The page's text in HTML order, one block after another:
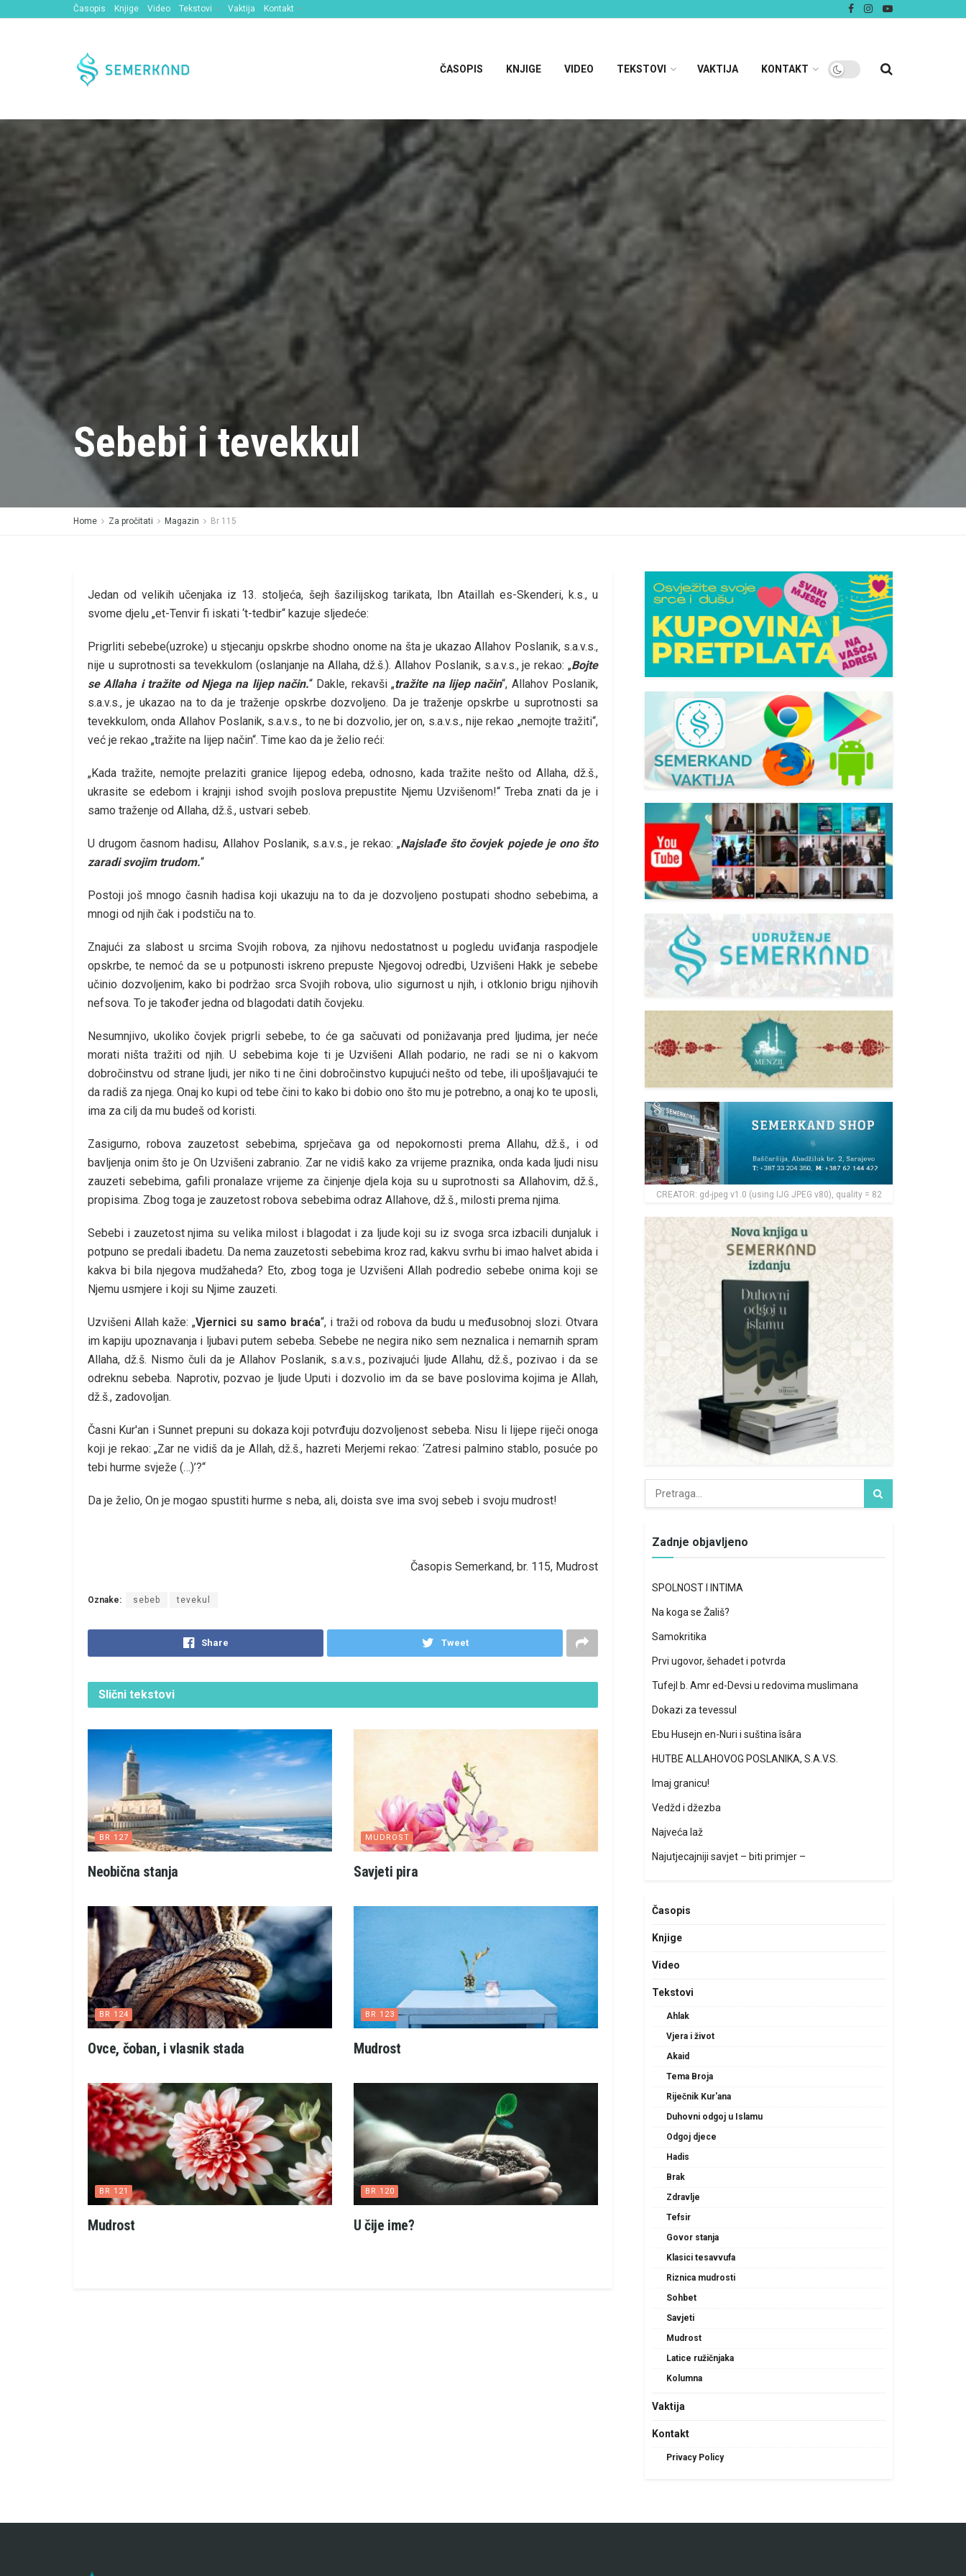
Časopis Knjige Video Tekstovi Vaktija Kontakt
ČASOPIS KNJIGE VIDEO TEKSTOVI VAKTIJA KONTAKT
Sebebi i tevekkul
Home Za pročitati Magazin Br 115
Jedan od velikih učenjaka iz 13. stoljeća, šejh šazilijskog tarikata, Ibn Ataillah es-Skenderi, k.s., u
svome djelu „et-Tenvir fi iskati ‘t-tedbir“ kazuje sljedeće:
Prigrliti sebebe(uzroke) u stjecanju opskrbe shodno onome na šta je ukazao Allahov Poslanik, s.a.v.s.,
nije u suprotnosti sa tevekkulom (oslanjanje na Allaha, dž.š.). Allahov Poslanik, s.a.v.s., je rekao: „Bojte
se Allaha i tražite od Njega na lijep način.“ Dakle, rekavši „tražite na lijep način“, Allahov Poslanik,
s.a.v.s., je ukazao na to da je traženje opskrbe dozvoljeno. Da je traženje opskrbe u suprotnosti sa
tevekkulom, onda Allahov Poslanik, s.a.v.s., to ne bi dozvolio, jer on, s.a.v.s., nije rekao „nemojte tražiti“,
već je rekao „tražite na lijep način“. Time kao da je želio reći:
„Kada tražite, nemojte prelaziti granice lijepog edeba, odnosno, kada tražite nešto od Allaha, dž.š.,
ukrasite se edebom i krajnji ishod svojih poslova prepustite Njemu Uzvišenom!“ Treba znati da je i
samo traženje od Allaha, dž.š., ustvari sebeb.
U drugom časnom hadisu, Allahov Poslanik, s.a.v.s., je rekao: „Najslađe što čovjek pojede je ono što
zaradi svojim trudom.“
Postoji još mnogo časnih hadisa koji ukazuju na to da je dozvoljeno postupati shodno sebebima, a
mnogi od njih čak i podstiču na to.
Znajući za slabost u srcima Svojih robova, za njihovu nedostatnost u pogledu uviđanja raspodjele
opskrbe, te nemoć da se u potpunosti iskreno prepuste Njegovoj odredbi, Uzvišeni Hakk je sebebe
učinio dozvoljenim, kako bi podržao srca Svojih robova, ulio sigurnost u njih, i otklonio brigu njihovih
nefsova. To je također jedna od blagodati datih čovjeku.
Nesumnjivo, ukoliko čovjek prigrli sebebe, to će ga sačuvati od ponižavanja pred ljudima, jer neće
morati ništa tražiti od njih. U sebebima koje ti je Uzvišeni Allah podario, ne radi se ni o kakvom
dobročinstvu od strane ljudi, jer niko ti ne čini dobročinstvo kupujući nešto od tebe, ili upošljavajući te
da radiš za njega. Onaj ko kupi od tebe čini to kako bi dobio ono što mu je potrebno, a onaj ko te uposli,
ima za cilj da mu budeš od koristi.
Zasigurno, robova zauzetost sebebima, sprječava ga od nepokornosti prema Allahu, dž.š., i od
bavljenja onim što je On Uzvišeni zabranio. Zar ne vidiš kako za vrijeme praznika, onda kada ljudi nisu
zauzeti sebebima, gafili pronalaze vrijeme za činjenje djela koja su u suprotnosti sa Allahovim, dž.š.,
propisima. Zbog toga je zauzetost robova sebebima odraz Allahove, dž.š., milosti prema njima.
Sebebi i zauzetost njima su velika milost i blagodat i za ljude koji su iz svoga srca izbacili dunjaluk i
potpuno se predali ibadetu. Da nema zauzetosti sebebima kroz rad, kakvu svrhu bi imao halvet abida i
kakva bi bila njegova mudžaheda? Eto, zbog toga je Uzvišeni Allah podredio sebebe onima koji se
Njemu usmjere i koji su Njime zauzeti.
Uzvišeni Allah kaže: „Vjernici su samo braća“, i traži od robova da budu u međusobnoj slozi. Otvara
im kapiju upoznavanja i ljubavi putem sebeba. Sebebe ne negira niko sem neznalica i nemarnih spram
Allaha, dž.š. Nismo čuli da je Allahov Poslanik, s.a.v.s., pozivajući ljude Allahu, dž.š., pozivao i da se
odreknu sebeba. Naprotiv, pozvao je ljude Uputi i dozvolio im da se bave poslovima kojima je Allah,
dž.š., zadovoljan.
Časni Kur'an i Sunnet prepuni su dokaza koji potvrđuju dozvoljenost sebeba. Nisu li lijepe riječi onoga
koji je rekao: „Zar ne vidiš da je Allah, dž.š., hazreti Merjemi rekao: ‘Zatresi palmino stablo, posuće po
tebi hurme svježe (…)’?“
Da je želio, On je mogao spustiti hurme s neba, ali, doista sve ima svoj sebeb i svoju mudrost!
Časopis Semerkand, br. 115, Mudrost
Oznake: sebeb tevekul
Share Tweet
Slični tekstovi
BR 127
Neobična stanja
MUDROST
Savjeti pira
BR 124
Ovce, čoban, i vlasnik stada
BR 123
Mudrost
BR 121
Mudrost
BR 120
U čije ime?
CREATOR: gd-jpeg v1.0 (using IJG JPEG v80), quality = 82
Zadnje objavljeno
SPOLNOST I INTIMA
Na koga se Žališ?
Samokritika
Prvi ugovor, šehadet i potvrda
Tufejl b. Amr ed-Devsi u redovima muslimana
Dokazi za tevessul
Ebu Husejn en-Nuri i suština îsâra
HUTBE ALLAHOVOG POSLANIKA, S.A.V.S.
Imaj granicu!
Vedžd i džezba
Najveća laž
Najutjecajniji savjet – biti primjer –
Časopis
Knjige
Video
Tekstovi
Ahlak
Vjera i život
Akaid
Tema Broja
Riječnik Kur'ana
Duhovni odgoj u Islamu
Odgoj djece
Hadis
Brak
Zdravlje
Tefsir
Govor stanja
Klasici tesavvufa
Riznica mudrosti
Sohbet
Savjeti
Mudrost
Latice ružičnjaka
Kolumna
Vaktija
Kontakt
Privacy Policy